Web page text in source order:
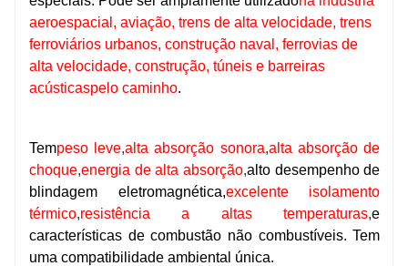
aeroespacial, aviação, trens de alta velocidade, trens
ferroviários urbanos, construção naval, ferrovias de
alta velocidade, construção, túneis e barreiras
acústicaspelo caminho.
Tempeso leve,alta absorção sonora,alta absorção de
choque,energia de alta absorção,alto desempenho de
blindagem eletromagnética,excelente isolamento
térmico,resistência a altas temperaturas,e
características de combustão não combustíveis. Tem
uma compatibilidade ambiental única.